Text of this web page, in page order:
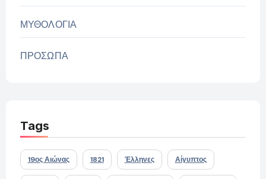
ΜΥΘΟΛΟΓΙΑ
ΠΡΟΣΩΠΑ
Tags
19ος Αιώνας 1821 Έλληνες Αίγυπτος